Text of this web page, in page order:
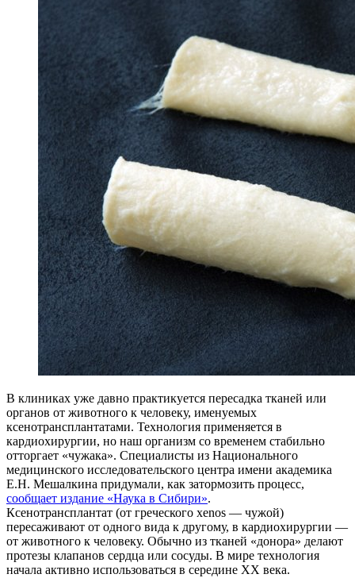
В клиниках уже давно практикуется пересадка тканей или
органов от животного к человеку, именуемых
ксенотрансплантатами. Технология применяется в
кардиохирургии, но наш организм со временем стабильно
отторгает «чужака». Специалисты из Национального
медицинского исследовательского центра имени академика
Е.Н. Мешалкина придумали, как затормозить процесс,
сообщает издание «Наука в Сибири».
Ксенотрансплантат (от греческого xenos — чужой)
пересаживают от одного вида к другому, в кардиохирургии —
от животного к человеку. Обычно из тканей «донора» делают
протезы клапанов сердца или сосуды. В мире технология
начала активно использоваться в середине XX века.